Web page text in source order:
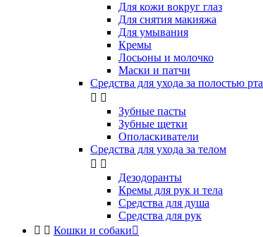
Для кожи вокруг глаз
Для снятия макияжа
Для умывания
Кремы
Лосьоны и молочко
Маски и патчи
Средства для ухода за полостью рта
 
Зубные пасты
Зубные щетки
Ополаскиватели
Средства для ухода за телом
 
Дезодоранты
Кремы для рук и тела
Средства для душа
Средства для рук
  Кошки и собаки